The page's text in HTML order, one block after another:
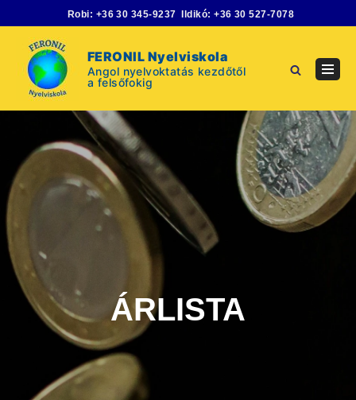
to
content
Robi: +36 30 345-9237 Ildikó:+36 30 527-7078
FERONIL Nyelviskola
Angol nyelvoktatás kezdőtől
a felsőfokig
ÁRLISTA